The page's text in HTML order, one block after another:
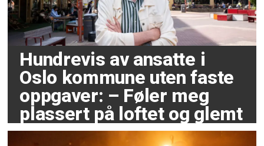
Hundrevis av ansatte i
Oslo kommune uten faste
oppgaver: – Føler meg
plassert på loftet og glemt